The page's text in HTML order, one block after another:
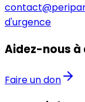
d'urgence
Aidez-nous à
Faire un don